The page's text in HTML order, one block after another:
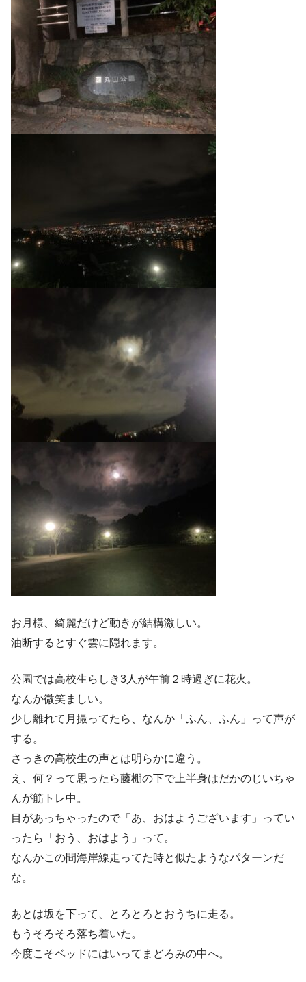
お月様、綺麗だけど動きが結構激しい。
油断するとすぐ雲に隠れます。
公園では高校生らしき3人が午前２時過ぎに花火。
なんか微笑ましい。
少し離れて月撮ってたら、なんか「ふん、ふん」って声が
する。
さっきの高校生の声とは明らかに違う。
え、何？って思ったら藤棚の下で上半身はだかのじいちゃ
んが筋トレ中。
目があっちゃったので「あ、おはようございます」ってい
ったら「おう、おはよう」って。
なんかこの間海岸線走ってた時と似たようなパターンだ
な。
あとは坂を下って、とろとろとおうちに走る。
もうそろそろ落ち着いた。
今度こそベッドにはいってまどろみの中へ。